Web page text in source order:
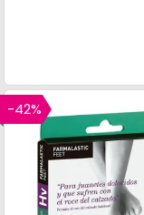
-42%